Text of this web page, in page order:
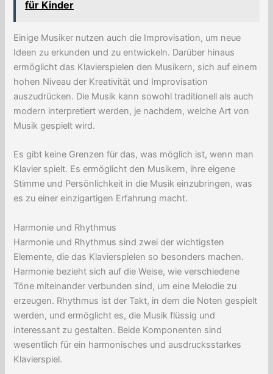
für Kinder
Einige Musiker nutzen auch die Improvisation, um neue
Ideen zu erkunden und zu entwickeln. Darüber hinaus
ermöglicht das Klavierspielen den Musikern, sich auf einem
hohen Niveau der Kreativität und Improvisation
auszudrücken. Die Musik kann sowohl traditionell als auch
modern interpretiert werden, je nachdem, welche Art von
Musik gespielt wird.
Es gibt keine Grenzen für das, was möglich ist, wenn man
Klavier spielt. Es ermöglicht den Musikern, ihre eigene
Stimme und Persönlichkeit in die Musik einzubringen, was
es zu einer einzigartigen Erfahrung macht.
Harmonie und Rhythmus
Harmonie und Rhythmus sind zwei der wichtigsten
Elemente, die das Klavierspielen so besonders machen.
Harmonie bezieht sich auf die Weise, wie verschiedene
Töne miteinander verbunden sind, um eine Melodie zu
erzeugen. Rhythmus ist der Takt, in dem die Noten gespielt
werden, und ermöglicht es, die Musik flüssig und
interessant zu gestalten. Beide Komponenten sind
wesentlich für ein harmonisches und ausdrucksstarkes
Klavierspiel.